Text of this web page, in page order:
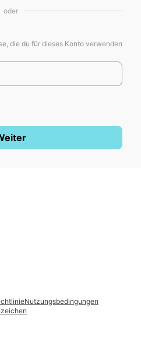
oder
die du für dieses Konto verwenden
Nutzungsbedingungen